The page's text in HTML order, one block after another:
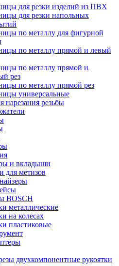
для резки изделий из ПВХ
для резки напольных
по металлу для фигурной
по металлу прямой и левый
по металлу прямой и
рез
по металлу прямой рез
универсальные
нарезания резьбы
и вкладыши
для метизов
BOSCH
металлические
на колесах
пластиковые
двухкомпонентные рукоятки